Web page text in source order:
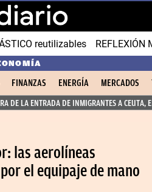
reutilizables REFLEXIÓN
FINANZAS ENERGÍA MERCADOS
DE LA ENTRADA DE INMIGRANTES A CEUTA,
las aerolíneas
el equipaje de mano